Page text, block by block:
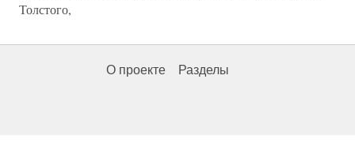
Толстого,
О проекте Разделы